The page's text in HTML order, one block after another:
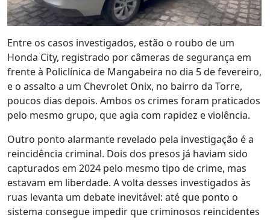
Entre os casos investigados, estão o roubo de um
Honda City, registrado por câmeras de segurança em
frente à Policlínica de Mangabeira no dia 5 de fevereiro,
e o assalto a um Chevrolet Onix, no bairro da Torre,
poucos dias depois. Ambos os crimes foram praticados
pelo mesmo grupo, que agia com rapidez e violência.
Outro ponto alarmante revelado pela investigação é a
reincidência criminal. Dois dos presos já haviam sido
capturados em 2024 pelo mesmo tipo de crime, mas
estavam em liberdade. A volta desses investigados às
ruas levanta um debate inevitável: até que ponto o
sistema consegue impedir que criminosos reincidentes